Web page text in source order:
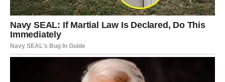
Vagama naredna tri dana donose iznenađenje koje će
promijeniti njihov pogled na jednu važnu situaciju.
Moguća je lijepa vijest vezana za ljubav ili posao koja će
vam vratiti veliko samopouzdanje.